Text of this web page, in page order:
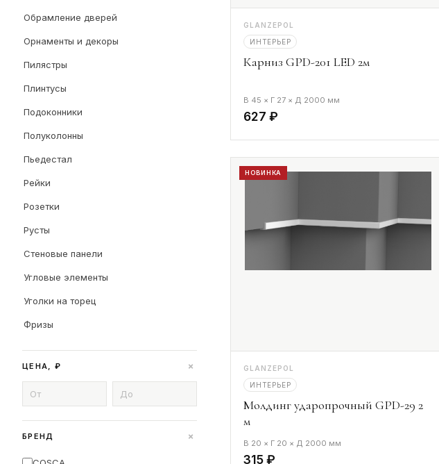
Обрамление дверей
Орнаменты и декоры
Пилястры
Плинтусы
Подоконники
Полуколонны
Пьедестал
Рейки
Розетки
Русты
Стеновые панели
Угловые элементы
Уголки на торец
Фризы
ЦЕНА, ₽ +
БРЕНД +
GLANZEPOL
ИНТЕРЬЕР
Карниз GPD-201 LED 2м
В 45 × Г 27 × Д 2000 мм
627 ₽
НОВИНКА
GLANZEPOL
ИНТЕРЬЕР
Молдинг ударопрочный GPD-29 2
м
В 20 × Г 20 × Д 2000 мм
315 ₽